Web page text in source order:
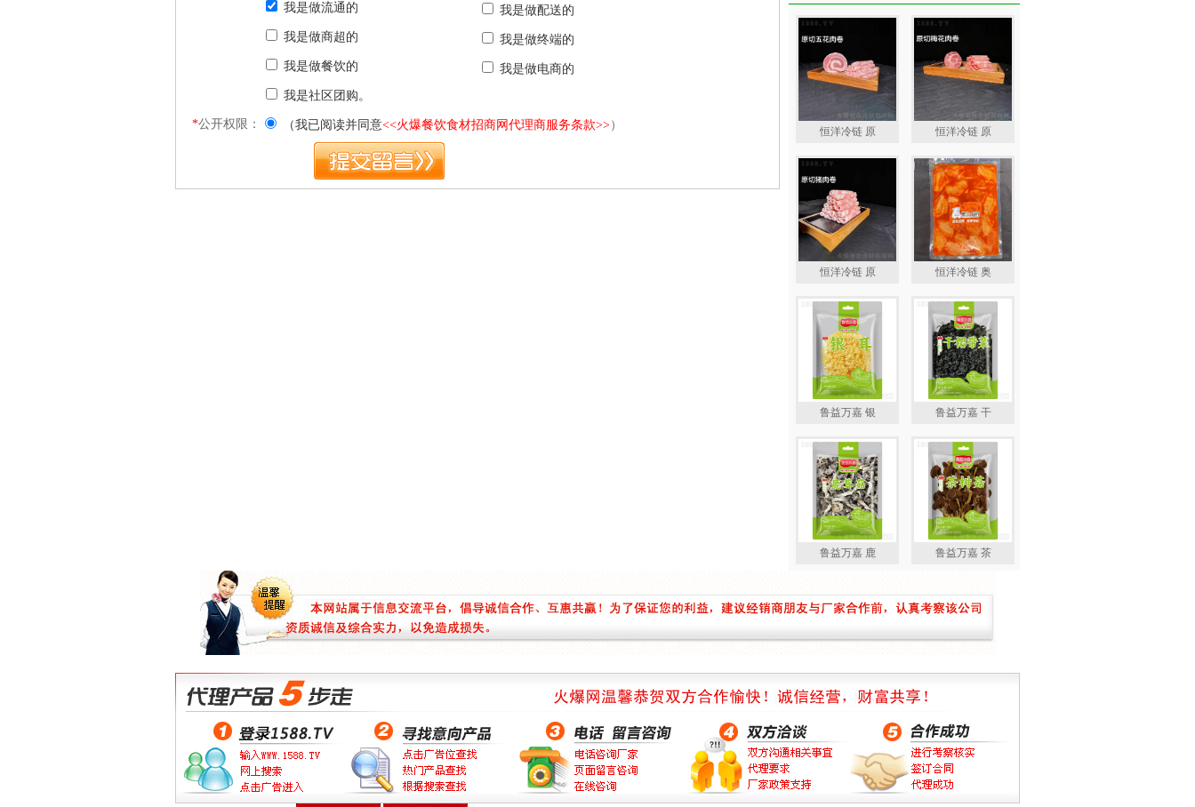
我是做流通的
我是做商超的
我是做餐饮的
我是社区团购。
我是做配送的
我是做终端的
我是做电商的
*公开权限： （我已阅读并同意<<火爆餐饮食材招商网代理商服务条款>>） 恒洋冷链 原 恒洋冷链 原
恒洋冷链 原 恒洋冷链 奥
鲁益万嘉 银 鲁益万嘉 干
鲁益万嘉 鹿 鲁益万嘉 茶